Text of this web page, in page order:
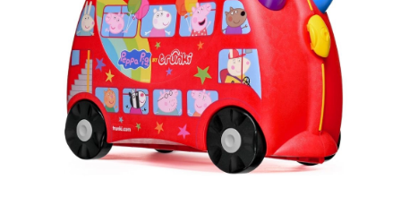
vaizdo
įrašą